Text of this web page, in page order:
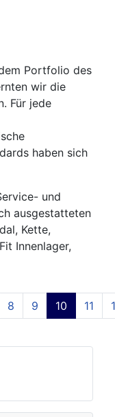
Portfolio des
wir die
Für jede
haben sich
und
ausgestatteten
Kette,
Innenlager,
Seite 10 von 12
8 9 10 11